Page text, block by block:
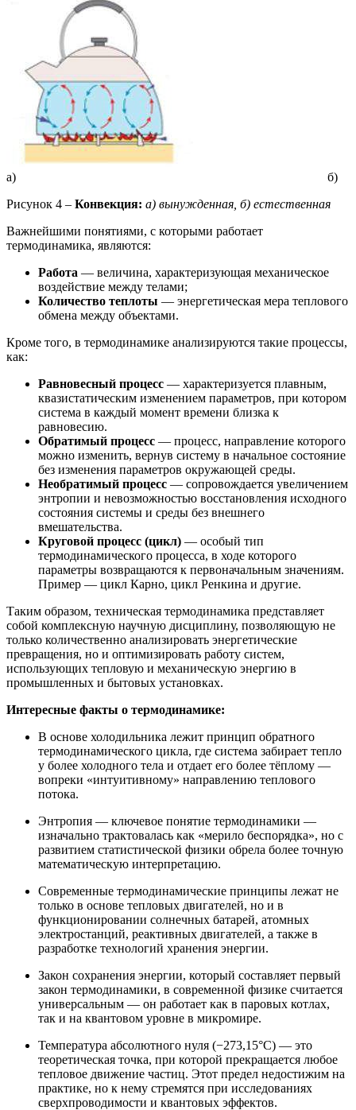
а) б)
Рисунок 4 – Конвекция: а) вынужденная, б) естественная
Важнейшими понятиями, с которыми работает
термодинамика, являются:
Работа — величина, характеризующая механическое
воздействие между телами;
Количество теплоты — энергетическая мера теплового
обмена между объектами.
Кроме того, в термодинамике анализируются такие процессы,
как:
Равновесный процесс — характеризуется плавным,
квазистатическим изменением параметров, при котором
система в каждый момент времени близка к
равновесию.
Обратимый процесс — процесс, направление которого
можно изменить, вернув систему в начальное состояние
без изменения параметров окружающей среды.
Необратимый процесс — сопровождается увеличением
энтропии и невозможностью восстановления исходного
состояния системы и среды без внешнего
вмешательства.
Круговой процесс (цикл) — особый тип
термодинамического процесса, в ходе которого
параметры возвращаются к первоначальным значениям.
Пример — цикл Карно, цикл Ренкина и другие.
Таким образом, техническая термодинамика представляет
собой комплексную научную дисциплину, позволяющую не
только количественно анализировать энергетические
превращения, но и оптимизировать работу систем,
использующих тепловую и механическую энергию в
промышленных и бытовых установках.
Интересные факты о термодинамике:
В основе холодильника лежит принцип обратного
термодинамического цикла, где система забирает тепло
у более холодного тела и отдает его более тёплому —
вопреки «интуитивному» направлению теплового
потока.
Энтропия — ключевое понятие термодинамики —
изначально трактовалась как «мерило беспорядка», но с
развитием статистической физики обрела более точную
математическую интерпретацию.
Современные термодинамические принципы лежат не
только в основе тепловых двигателей, но и в
функционировании солнечных батарей, атомных
электростанций, реактивных двигателей, а также в
разработке технологий хранения энергии.
Закон сохранения энергии, который составляет первый
закон термодинамики, в современной физике считается
универсальным — он работает как в паровых котлах,
так и на квантовом уровне в микромире.
Температура абсолютного нуля (−273,15°C) — это
теоретическая точка, при которой прекращается любое
тепловое движение частиц. Этот предел недостижим на
практике, но к нему стремятся при исследованиях
сверхпроводимости и квантовых эффектов.